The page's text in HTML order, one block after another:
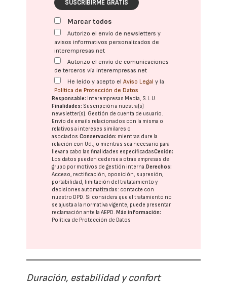
SUSCRIBIRME GRATIS
Marcar todos
Autorizo el envío de newsletters y
avisos informativos personalizados de
interempresas.net
Autorizo el envío de comunicaciones
de terceros vía interempresas.net
He leído y acepto elAviso Legal y la
Política de Protección de Datos
Responsable: Interempresas Media, S.L.U.
Finalidades: Suscripción a nuestra(s)
newsletter(s). Gestión de cuenta de usuario.
Envío de emails relacionados con la misma o
relativos a intereses similares o
asociados.Conservación: mientras dure la
relación con Ud., o mientras sea necesario para
llevar a cabo las finalidades especificadasCesión:
Los datos pueden cederse a otras empresas del
grupo por motivos de gestión interna.Derechos:
Acceso, rectificación, oposición, supresión,
portabilidad, limitación del tratatamiento y
decisiones automatizadas: contacte con
nuestro DPD . Si considera que el tratamiento no
se ajusta a la normativa vigente, puede presentar
reclamación ante laAEPD .Más información:
Política de Protección de Datos
Duración, estabilidad y confort